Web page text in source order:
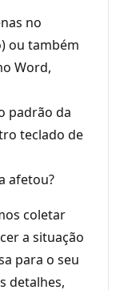
no
ou também
Word,
padrão da
teclado de
afetou?
coletar
a situação
para o seu
detalhes,